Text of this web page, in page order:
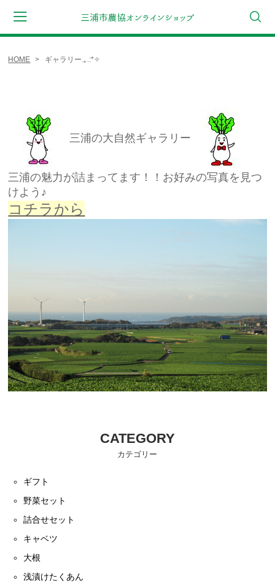
ギフト
野菜セット
詰合せセット
キャベツ
かぼちゃ
すいか
メロン
夏だより
HOME ギャラリー.｡.:*✧
三浦の大自然ギャラリー
三浦の魅力が詰まってます！！お好みの写真を見つ
けよう♪
コチラから
CATEGORY
カテゴリー
ギフト
野菜セット
詰合せセット
キャベツ
大根
浅漬けたくあん